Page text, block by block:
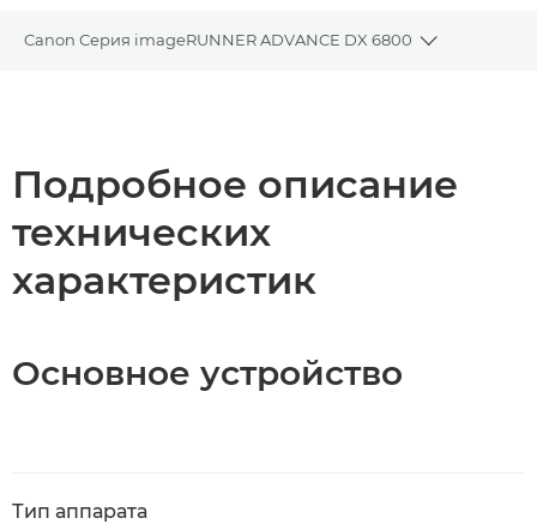
Canon Серия imageRUNNER ADVANCE DX 6800
Toggle
Подробное описание
технических
характеристик
Основное устройство
Тип аппарата